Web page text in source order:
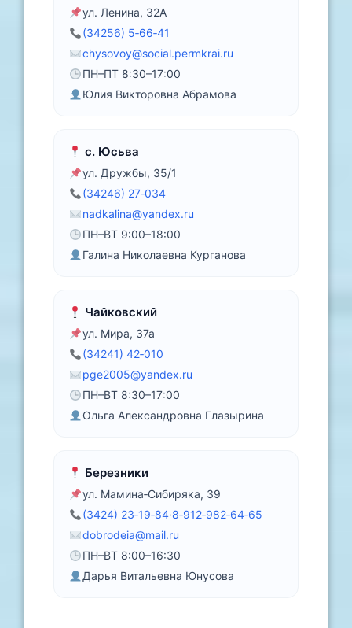
ул. Ленина, 32А
(34256) 5‑66‑41
chysovoy@social.permkrai.ru
ПН–ПТ 8:30–17:00
Юлия Викторовна Абрамова
с. Юсьва
ул. Дружбы, 35/1
(34246) 27‑034
nadkalina@yandex.ru
ПН–ВТ 9:00–18:00
Галина Николаевна Курганова
Чайковский
ул. Мира, 37а
(34241) 42‑010
pge2005@yandex.ru
ПН–ВТ 8:30–17:00
Ольга Александровна Глазырина
Березники
ул. Мамина‑Сибиряка, 39
(3424) 23‑19‑84·8‑912‑982‑64‑65
dobrodeia@mail.ru
ПН–ВТ 8:00–16:30
Дарья Витальевна Юнусова